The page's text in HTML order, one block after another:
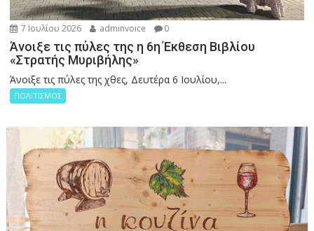
7 Ιουλίου 2026 adminvoice 0
Άνοιξε τις πύλες της η 6η Έκθεση Βιβλίου
«Στρατής Μυριβήλης»
Άνοιξε τις πύλες της χθες, Δευτέρα 6 Ιουλίου,...
ΠΟΛΙΤΙΣΜΟΣ